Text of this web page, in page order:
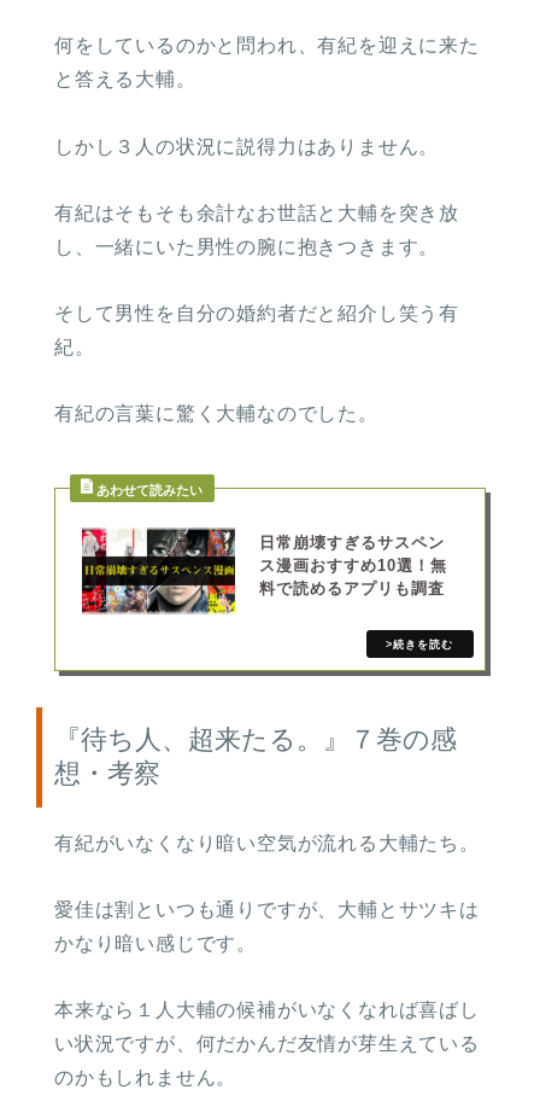
何をしているのかと問われ、有紀を迎えに来た
と答える大輔。
しかし３人の状況に説得力はありません。
有紀はそもそも余計なお世話と大輔を突き放
し、一緒にいた男性の腕に抱きつきます。
そして男性を自分の婚約者だと紹介し笑う有
紀。
有紀の言葉に驚く大輔なのでした。
日常崩壊すぎるサスペン
ス漫画おすすめ10選！無
料で読めるアプリも調査
『待ち人、超来たる。』７巻の感
想・考察
有紀がいなくなり暗い空気が流れる大輔たち。
愛佳は割といつも通りですが、大輔とサツキは
かなり暗い感じです。
本来なら１人大輔の候補がいなくなれば喜ばし
い状況ですが、何だかんだ友情が芽生えている
のかもしれません。